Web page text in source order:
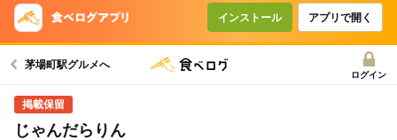
インストール アプリで開く
茅場町駅グルメへ
ログイン
じゃんだらりん